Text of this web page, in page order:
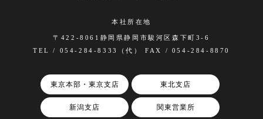
本社所在地
〒422-8061静岡県静岡市駿河区森下町3-6
TEL / 054-284-8333（代） FAX / 054-284-8870
東京本部・東京支店 東北支店
新潟支店 関東営業所